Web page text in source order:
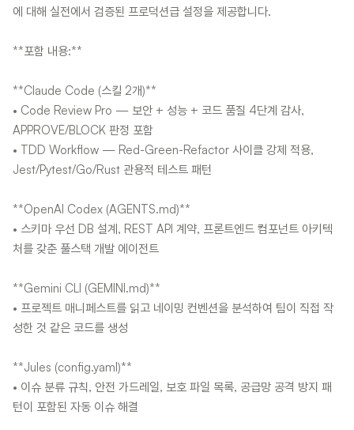
에 대해 실전에서 검증된 프로덕션급 설정을 제공합니다.
**포함 내용:**
**Claude Code (스킬 2개)**
• Code Review Pro — 보안 + 성능 + 코드 품질 4단계 감사,
APPROVE/BLOCK 판정 포함
• TDD Workflow — Red-Green-Refactor 사이클 강제 적용,
Jest/Pytest/Go/Rust 관용적 테스트 패턴
**OpenAI Codex (AGENTS.md)**
• 스키마 우선 DB 설계, REST API 계약, 프론트엔드 컴포넌트 아키텍
처를 갖춘 풀스택 개발 에이전트
**Gemini CLI (GEMINI.md)**
• 프로젝트 매니페스트를 읽고 네이밍 컨벤션을 분석하여 팀이 직접 작
성한 것 같은 코드를 생성
**Jules (config.yaml)**
• 이슈 분류 규칙, 안전 가드레일, 보호 파일 목록, 공급망 공격 방지 패
턴이 포함된 자동 이슈 해결